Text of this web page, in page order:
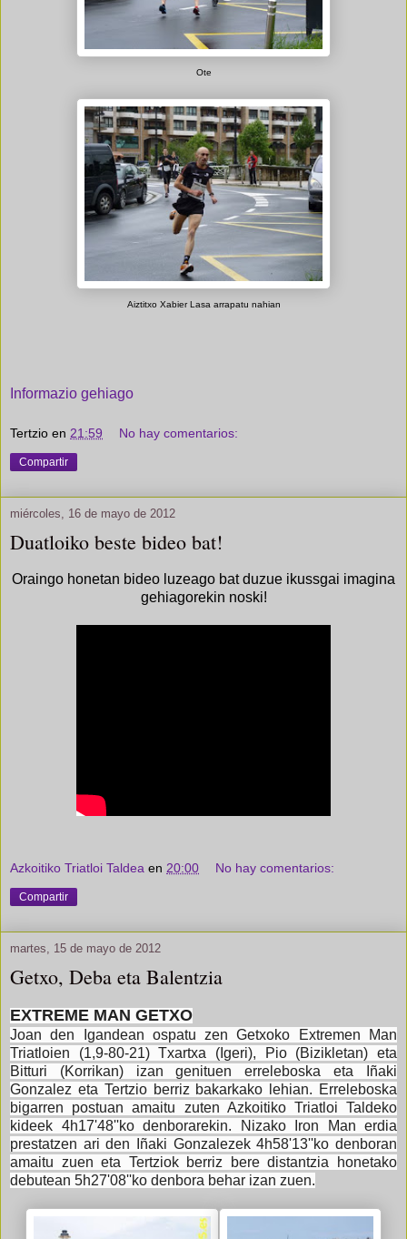
Ote
Aiztitxo Xabier Lasa arrapatu nahian
Informazio gehiago
Tertzio en 21:59 No hay comentarios:
Compartir
miércoles, 16 de mayo de 2012
Duatloiko beste bideo bat!
Oraingo honetan bideo luzeago bat duzue ikussgai imagina
gehiagorekin noski!
Azkoitiko Triatloi Taldea en 20:00 No hay comentarios:
Compartir
martes, 15 de mayo de 2012
Getxo, Deba eta Balentzia
EXTREME MAN GETXO
Joan den Igandean ospatu zen Getxoko Extremen Man
Triatloien (1,9-80-21) Txartxa (Igeri), Pio (Bizikletan) eta
Bitturi (Korrikan) izan genituen erreleboska eta Iñaki
Gonzalez eta Tertzio berriz bakarkako lehian. Erreleboska
bigarren postuan amaitu zuten Azkoitiko Triatloi Taldeko
kideek 4h17'48''ko denborarekin. Nizako Iron Man erdia
prestatzen ari den Iñaki Gonzalezek 4h58'13''ko denboran
amaitu zuen eta Tertziok berriz bere distantzia honetako
debutean 5h27'08''ko denbora behar izan zuen.